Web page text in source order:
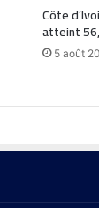
Côte
atteint
5 août